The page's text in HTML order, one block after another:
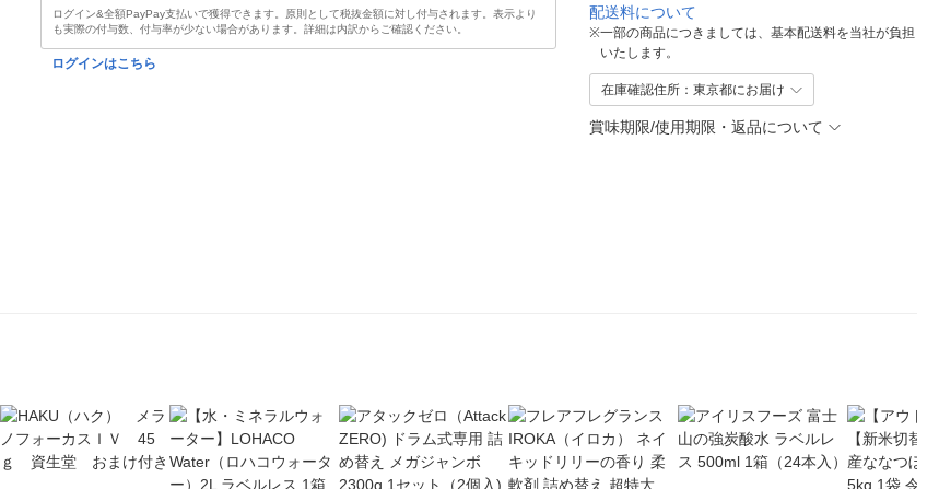
ログイン&全額PayPay支払いで獲得できます。原則として税抜金額に対し付与されます。表示より
も実際の付与数、付与率が少ない場合があります。詳細は内訳からご確認ください。
ログインはこちら
配送料について
※一部の商品につきましては、基本配送料を当社が負担
いたします。
在庫確認住所：東京都にお届け
賞味期限/使用期限・返品について